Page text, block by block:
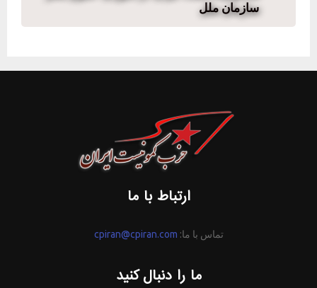
سازمان ملل
ارتباط با ما
تماس با ما: cpiran@cpiran.com
ما را دنبال کنید